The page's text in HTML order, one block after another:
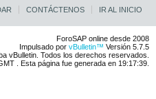
CONTÁCTENOS IR AL INICIO
ForoSAP online desde 2008
Impulsado por vBulletin™ Versión 5.7.5
vBulletin. Todos los derechos reservados.
. Esta página fue generada en 19:17:39.